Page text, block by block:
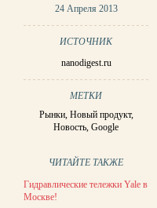
24 Апреля 2013
ИСТОЧНИК
nanodigest.ru
МЕТКИ
Рынки, Новый продукт,
Новость,Google
ЧИТАЙТЕ ТАКЖЕ
Гидравлические тележки Yale в
Москве!